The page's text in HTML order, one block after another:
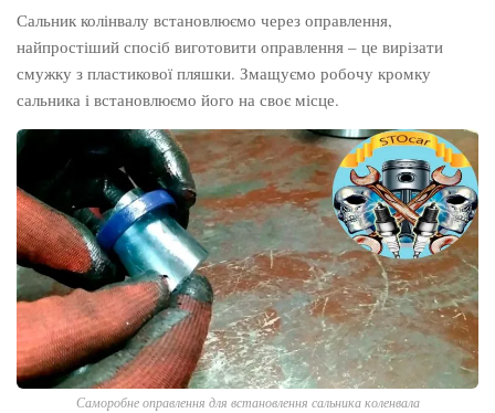
Сальник колінвалу встановлюємо через оправлення,
найпростіший спосіб виготовити оправлення – це вирізати
смужку з пластикової пляшки. Змащуємо робочу кромку
сальника і встановлюємо його на своє місце.
Саморобне оправлення для встановлення сальника коленвала